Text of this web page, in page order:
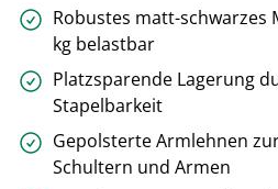
Robustes matt-schwarzes
kg belastbar
Platzsparende Lagerung
Stapelbarkeit
Gepolsterte Armlehnen
Schultern und Armen